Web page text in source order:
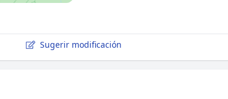
Sugerir modificación